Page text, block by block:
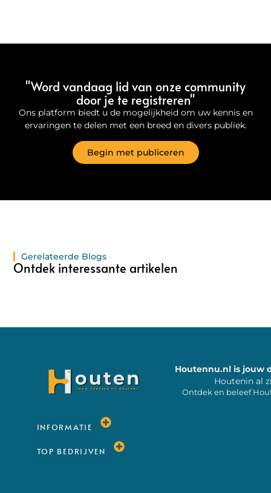
"Word vandaag lid van onze community
door je te registreren"
Ons platform biedt u de mogelijkheid om uw kennis en
ervaringen te delen met een breed en divers publiek.
Begin met publiceren
Gerelateerde Blogs
Ontdek interessante artikelen
Houtennu.nl is jouw
Houtenin al
Ontdek en beleef
INFORMATIE
TOP BEDRIJVEN